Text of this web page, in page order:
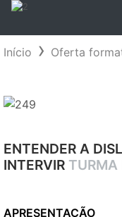
Início Oferta
ENTENDER A
INTERVIR
APRESENTAÇÃO